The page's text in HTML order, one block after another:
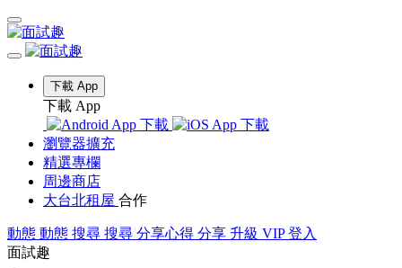
下載 App
下載 App
瀏覽器擴充
精選專欄
周邊商店
大台北租屋 合作
動態 動態 搜尋 搜尋 分享心得 分享 升級 VIP 登入
面試趣